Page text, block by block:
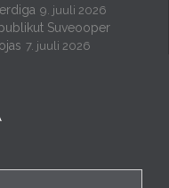
9. juuli 2026
Suveooper
7. juuli 2026